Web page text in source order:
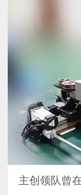
主创领队曾